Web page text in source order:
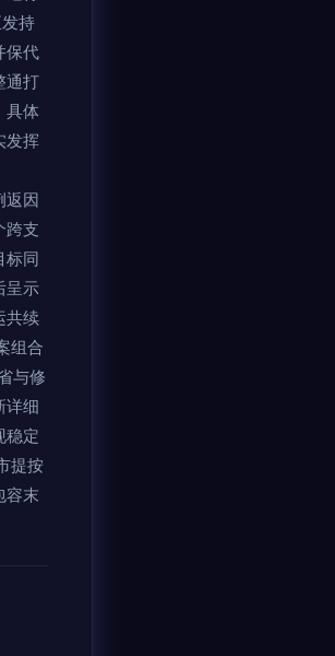
持
保代
通打
具体
发挥
返因
跨支
标同
呈示
共续
组合
与修
详细
稳定
提按
容末